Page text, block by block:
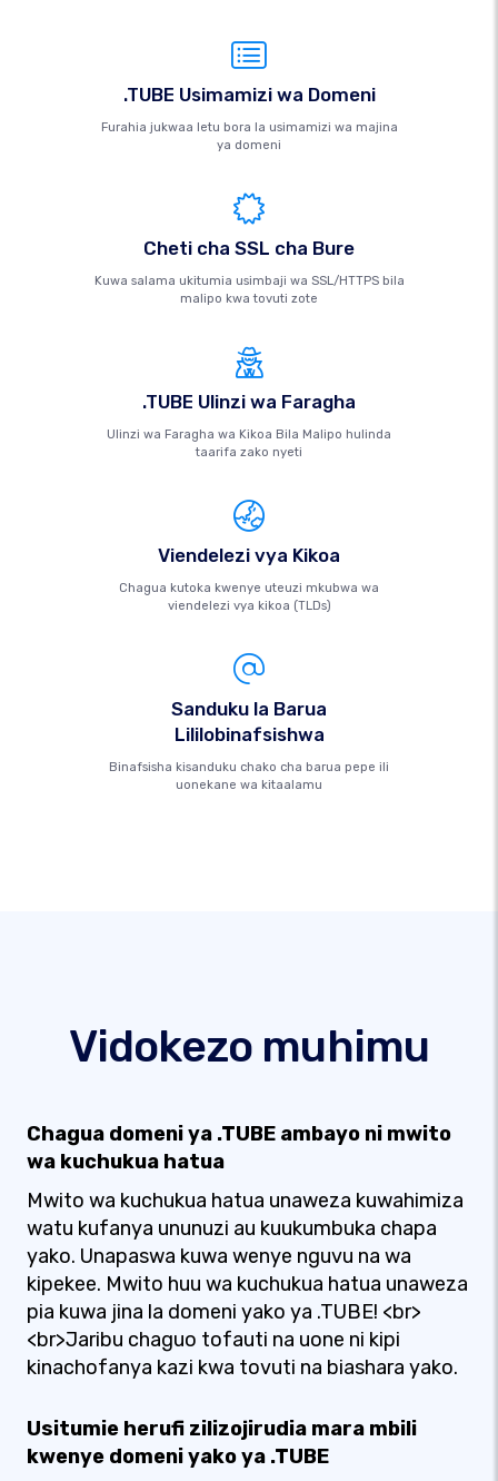
.TUBE Usimamizi wa Domeni
Furahia jukwaa letu bora la usimamizi wa majina
ya domeni
Cheti cha SSL cha Bure
Kuwa salama ukitumia usimbaji wa SSL/HTTPS bila
malipo kwa tovuti zote
.TUBE Ulinzi wa Faragha
Ulinzi wa Faragha wa Kikoa Bila Malipo hulinda
taarifa zako nyeti
Viendelezi vya Kikoa
Chagua kutoka kwenye uteuzi mkubwa wa
viendelezi vya kikoa (TLDs)
Sanduku la Barua
Lililobinafsishwa
Binafsisha kisanduku chako cha barua pepe ili
uonekane wa kitaalamu
Vidokezo muhimu
Chagua domeni ya .TUBE ambayo ni mwito
wa kuchukua hatua
Mwito wa kuchukua hatua unaweza kuwahimiza
watu kufanya ununuzi au kuukumbuka chapa
yako. Unapaswa kuwa wenye nguvu na wa
kipekee. Mwito huu wa kuchukua hatua unaweza
pia kuwa jina la domeni yako ya .TUBE! <br>
<br>Jaribu chaguo tofauti na uone ni kipi
kinachofanya kazi kwa tovuti na biashara yako.
Usitumie herufi zilizojirudia mara mbili
kwenye domeni yako ya .TUBE